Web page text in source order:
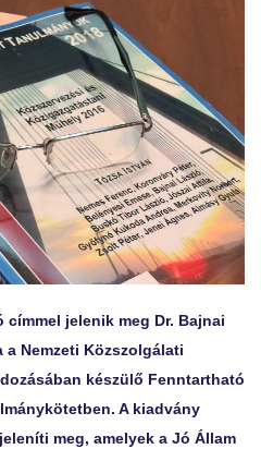
jelenik meg Dr. Bajnai
Nemzeti Közszolgálati
készülő Fenntartható
A kiadvány
meg, amelyek a Jó Állam